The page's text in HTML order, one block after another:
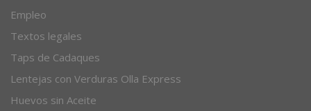
Contacto
Empleo
Textos legales
Taps de Cadaques
Lentejas con Verduras Olla Express